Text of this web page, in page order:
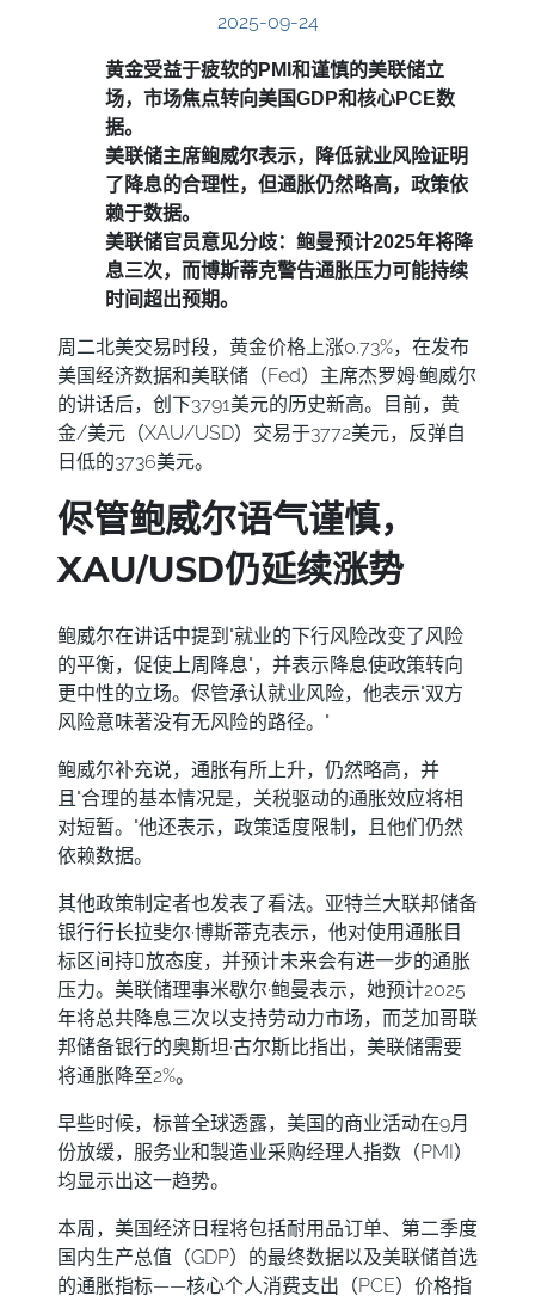
2025-09-24
黄金受益于疲软的PMI和谨慎的美联储立
场，市场焦点转向美国GDP和核心PCE数
据。
美联储主席鲍威尔表示，降低就业风险证明
了降息的合理性，但通胀仍然略高，政策依
赖于数据。
美联储官员意见分歧：鲍曼预计2025年将降
息三次，而博斯蒂克警告通胀压力可能持续
时间超出预期。
周二北美交易时段，黄金价格上涨0.73%，在发布
美国经济数据和美联储（Fed）主席杰罗姆·鲍威尔
的讲话后，创下3791美元的历史新高。目前，黄
金/美元（XAU/USD）交易于3772美元，反弹自
日低的3736美元。
侭管鲍威尔语气谨慎，
XAU/USD仍延续涨势
鲍威尔在讲话中提到"就业的下行风险改变了风险
的平衡，促使上周降息"，并表示降息使政策转向
更中性的立场。侭管承认就业风险，他表示"双方
风险意味著没有无风险的路径。"
鲍威尔补充说，通胀有所上升，仍然略高，并
且"合理的基本情况是，关税驱动的通胀效应将相
对短暂。"他还表示，政策适度限制，且他们仍然
依赖数据。
其他政策制定者也发表了看法。亚特兰大联邦储备
银行行长拉斐尔·博斯蒂克表示，他对使用通胀目
标区间持𫔭放态度，并预计未来会有进一步的通胀
压力。美联储理事米歇尔·鲍曼表示，她预计2025
年将总共降息三次以支持劳动力市场，而芝加哥联
邦储备银行的奥斯坦·古尔斯比指出，美联储需要
将通胀降至2%。
早些时候，标普全球透露，美国的商业活动在9月
份放缓，服务业和製造业采购经理人指数（PMI）
均显示出这一趋势。
本周，美国经济日程将包括耐用品订单、第二季度
国内生产总值（GDP）的最终数据以及美联储首选
的通胀指标——核心个人消费支出（PCE）价格指